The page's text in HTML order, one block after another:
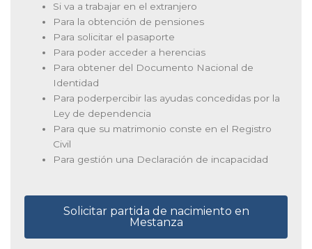
Si va a trabajar en el extranjero
Para la obtención de pensiones
Para solicitar el pasaporte
Para poder acceder a herencias
Para obtener del Documento Nacional de
Identidad
Para poderpercibir las ayudas concedidas por la
Ley de dependencia
Para que su matrimonio conste en el Registro
Civil
Para gestión una Declaración de incapacidad
Solicitar partida de nacimiento en
Mestanza